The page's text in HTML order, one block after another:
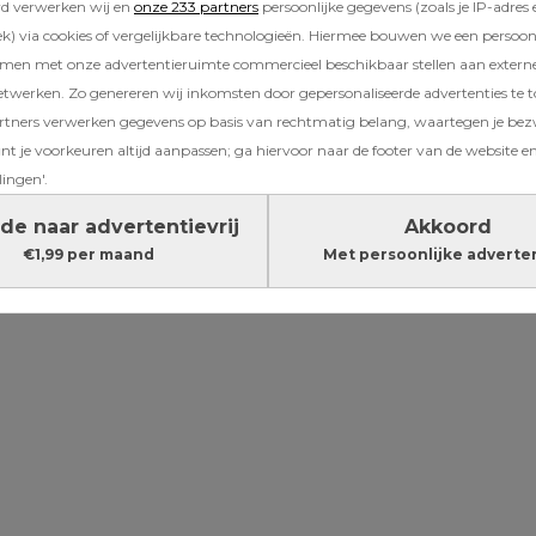
verwerken wij en onze 233 partners persoonlijke gegevens (zoals je IP-adres
via cookies of vergelijkbare technologieën. Hiermee bouwen we een
met onze advertentieruimte commercieel beschikbaar stellen aan
Zo genereren wij inkomsten door gepersonaliseerde advertenties te
verwerken gegevens op basis van rechtmatig belang, waartegen je
je voorkeuren altijd aanpassen; ga hiervoor naar de footer van de website
naar advertentievrij
€1,99 per maand
Akkoord
Met persoonlijke
. Ook de bodem van een ledikant moet goed
je kind niet zomaar uit bed rolt. Kinderen
de leeftijd van 2,5 jaar in eenledikant.
wiegje? Dan stap je meestal na drie maanden